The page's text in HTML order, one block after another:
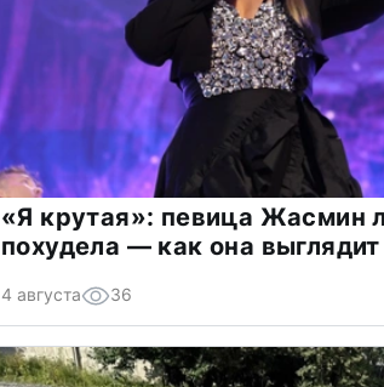
«Я крутая»: певица Жасмин
похудела — как она
4 августа 36